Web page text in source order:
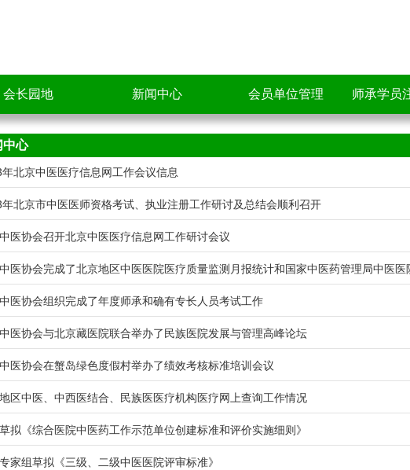
会长园地 新闻中心 会员单位管理 师承学员
中心
北京中医医疗信息网工作会议信息
年北京市中医医师资格考试、执业注册工作研讨及总结会顺利召开
医协会召开北京中医医疗信息网工作研讨会议
医协会完成了北京地区中医医院医疗质量监测月报统计和国家中医药管理局中医
医协会组织完成了年度师承和确有专长人员考试工作
医协会与北京藏医院联合举办了民族医院发展与管理高峰论坛
医协会在蟹岛绿色度假村举办了绩效考核标准培训会议
区中医、中西医结合、民族医医疗机构医疗网上查询工作情况
拟《综合医院中医药工作示范单位创建标准和评价实施细则》
家组草拟《三级、二级中医医院评审标准》